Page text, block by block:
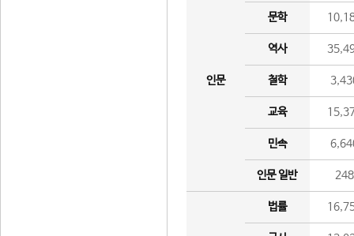
인문
문학
역사
철학
교육
민속
인문 일반 248
법률